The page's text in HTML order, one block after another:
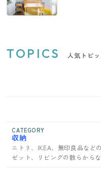
TOPICS 人気トピ
CATEGORY
収納
ニトリ、IKEA、無印良品など
ゼット、リビングの散らから